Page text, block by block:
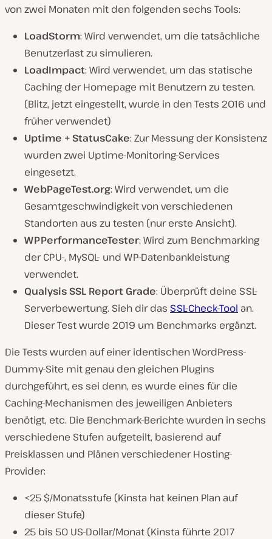
von zwei Monaten mit den folgenden sechs Tools:
LoadStorm: Wird verwendet, um die tatsächliche
Benutzerlast zu simulieren.
LoadImpact: Wird verwendet, um das statische
Caching der Homepage mit Benutzern zu testen.
(Blitz, jetzt eingestellt, wurde in den Tests 2016 und
früher verwendet)
Uptime + StatusCake: Zur Messung der Konsistenz
wurden zwei Uptime-Monitoring-Services
eingesetzt.
WebPageTest.org: Wird verwendet, um die
Gesamtgeschwindigkeit von verschiedenen
Standorten aus zu testen (nur erste Ansicht).
WPPerformanceTester: Wird zum Benchmarking
der CPU-, MySQL- und WP-Datenbankleistung
verwendet.
Qualysis SSL Report Grade: Überprüft deine SSL-
Serverbewertung. Sieh dir das SSL-Check-Tool an.
Dieser Test wurde 2019 um Benchmarks ergänzt.
Die Tests wurden auf einer identischen WordPress-
Dummy-Site mit genau den gleichen Plugins
durchgeführt, es sei denn, es wurde eines für die
Caching-Mechanismen des jeweiligen Anbieters
benötigt, etc. Die Benchmark-Berichte wurden in sechs
verschiedene Stufen aufgeteilt, basierend auf
Preisklassen und Plänen verschiedener Hosting-
Provider:
<25 $/Monatsstufe (Kinsta hat keinen Plan auf
dieser Stufe)
25 bis 50 US-Dollar/Monat (Kinsta führte 2017